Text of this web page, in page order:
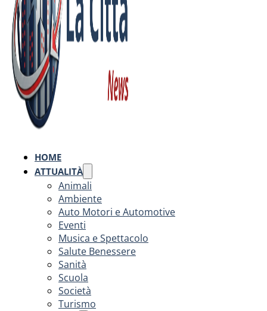
HOME
ATTUALITÀ
Animali
Ambiente
Auto Motori e Automotive
Eventi
Musica e Spettacolo
Salute Benessere
Sanità
Scuola
Società
Turismo